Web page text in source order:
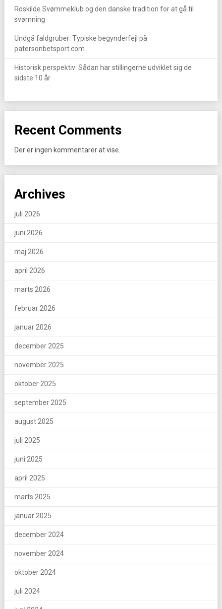
Roskilde Svømmeklub og den danske tradition for at gå til
svømning
Undgå faldgruber: Typiske begynderfejl på
patersonbetsport.com
Historisk perspektiv: Sådan har stillingerne udviklet sig de
sidste 10 år
Recent Comments
Der er ingen kommentarer at vise.
Archives
juli 2026
juni 2026
maj 2026
april 2026
marts 2026
februar 2026
januar 2026
december 2025
november 2025
oktober 2025
september 2025
august 2025
juli 2025
juni 2025
april 2025
marts 2025
januar 2025
december 2024
november 2024
oktober 2024
juli 2024